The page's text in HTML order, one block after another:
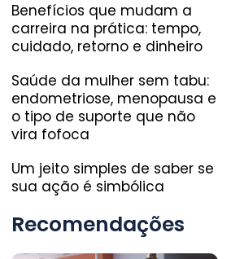
Benefícios que mudam a
carreira na prática: tempo,
cuidado, retorno e dinheiro
Saúde da mulher sem tabu:
endometriose, menopausa e
o tipo de suporte que não
vira fofoca
Um jeito simples de saber se
sua ação é simbólica
Recomendações